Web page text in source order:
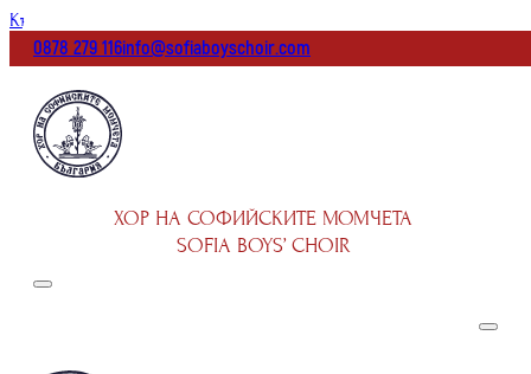
Към основното съдържание
0878 279 116info@sofiaboyschoir.com
ХОР НА СОФИЙСКИТЕ МОМЧЕТА
SOFIA BOYS’ CHOIR